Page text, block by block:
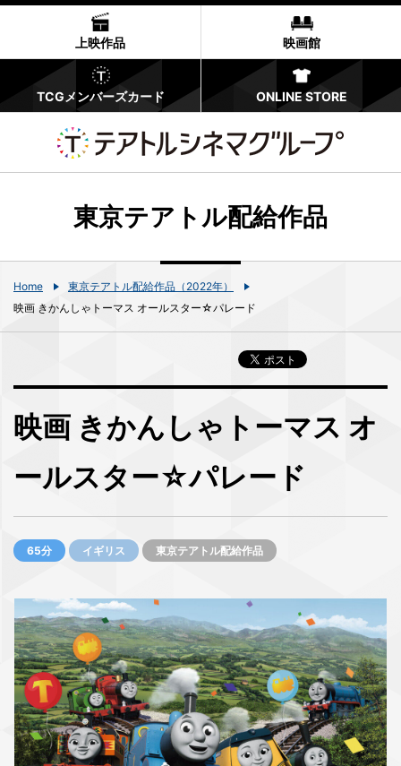
上映作品 映画館
TCGメンバーズカード ONLINE STORE
東京テアトル配給作品
Home
東京テアトル配給作品（2022年）
映画 きかんしゃトーマス オールスター☆パレード
映画 きかんしゃトーマス オ
ールスター☆パレード
65分 イギリス 東京テアトル配給作品